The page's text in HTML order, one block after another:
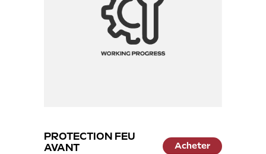
PROTECTION FEU
AVANT
Acheter